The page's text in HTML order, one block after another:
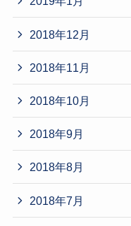
2018年12月
2018年11月
2018年10月
2018年9月
2018年8月
2018年7月